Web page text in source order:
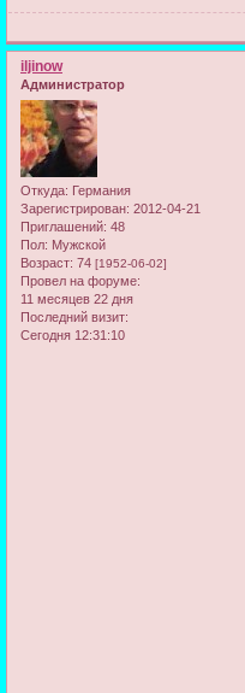
iljinow
Администратор
Откуда: Германия
Зарегистрирован: 2012-04-21
Приглашений: 48
Пол: Мужской
Возраст: 74 [1952-06-02]
Провел на форуме:
11 месяцев 22 дня
Последний визит:
Сегодня 12:31:10